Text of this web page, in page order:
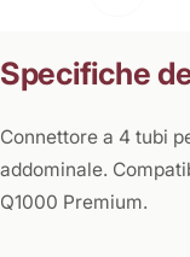
Specifiche
Connettore a 4 tubi
addominale.
Q1000 Premium.